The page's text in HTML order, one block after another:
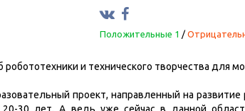
Положительные 1 /
и технического творчества для
проект, направленный на